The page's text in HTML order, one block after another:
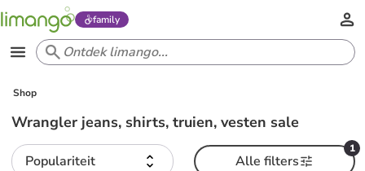
family
Shop
Wrangler jeans, shirts, truien, vesten sale
Populariteit
1
Alle filters